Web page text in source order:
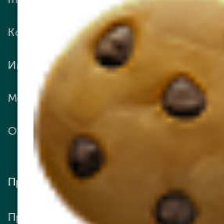
Корпоративное обучение
Интеллектуальные путешествия
Молодежная Бизнес Лига (МБЛ)
Онлайн курсы
Преподаватели
Преподаватели-практики